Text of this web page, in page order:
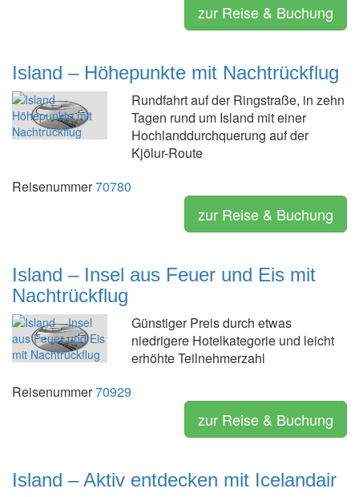
zur Reise & Buchung
Island – Höhepunkte mit Nachtrückflug
Rundfahrt auf der Ringstraße, in zehn
Tagen rund um Island mit einer
Hochlanddurchquerung auf der
Kjölur-Route
Reisenummer70780
zur Reise & Buchung
Island – Insel aus Feuer und Eis mit
Nachtrückflug
Günstiger Preis durch etwas
niedrigere Hotelkategorie und leicht
erhöhte Teilnehmerzahl
Reisenummer70929
zur Reise & Buchung
Island – Aktiv entdecken mit Icelandair